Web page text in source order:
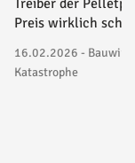
Preis wirklich
16.02.2026 -
Katastrophe